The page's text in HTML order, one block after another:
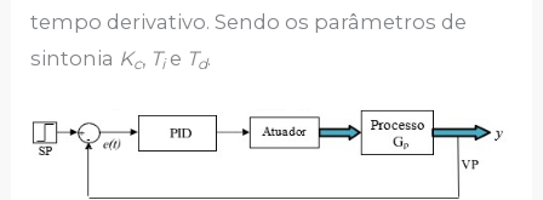
tempo derivativo. Sendo os parâmetros de
sintonia Kc, Ti e Td.